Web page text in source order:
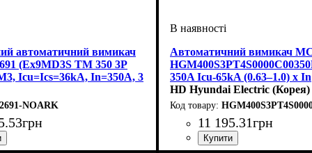
автоматичний вимикач
(Ex9MD3S TM 350 3P
Icu=Ics=36kA, In=350A, 3
NOARK
.53грн
Автоматичний вимикач
350A Icu-65kA (0.63–1.0) x In
HD Hyundai Electric (Корея)
11 195.31грн